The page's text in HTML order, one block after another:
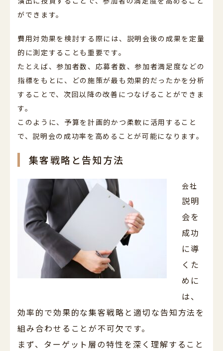
ができます。
費用対効果を検討する際には、説明会後の成果を定量
的に測定することも重要です。
たとえば、参加者数、応募者数、参加者満足度などの
指標をもとに、どの施策が最も効果的だったかを分析
することで、次回以降の改善につなげることができま
す。
このように、予算を計画的かつ柔軟に活用すること
で、説明会の成功率を高めることが可能になります。
集客戦略と告知方法
会社
説明
会を
成功
に導
くた
めに
は、
効率的で効果的な集客戦略と適切な告知方法を
組み合わせることが不可欠です。
まず、ターゲット層の特性を深く理解すること